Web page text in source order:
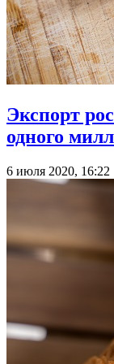
Экспорт
одного
6 июля 2020, 16:22